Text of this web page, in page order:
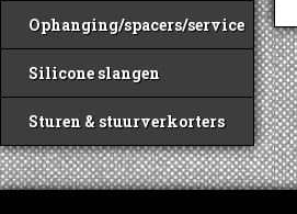
Ophanging/spacers/service
Silicone slangen
Sturen & stuurverkorters